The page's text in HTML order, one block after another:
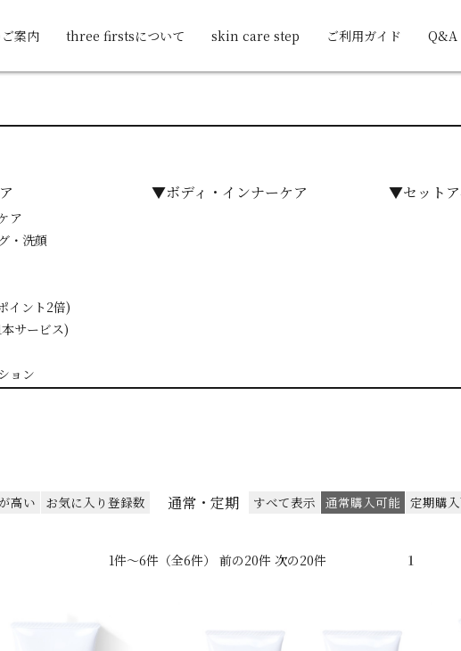
案内 three firstsについて skin care step ご利用ガイド Q&A
ア
・洗顔
イント2倍)
サービス)
ョン
▼ボディ・インナーケア ▼セットア
高い お気に入り登録数 通常・定期 すべて表示 通常購入可能 定期購
1件～6件（全6件） 前の20件 次の20件 1